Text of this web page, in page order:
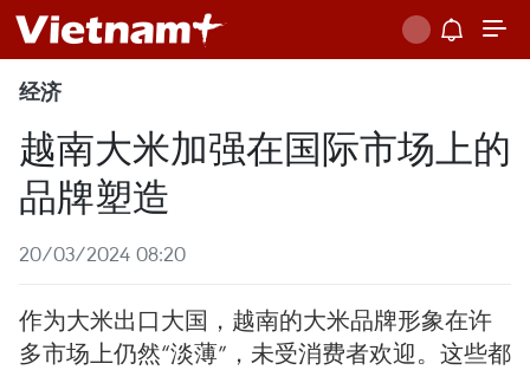
经济
越南大米加强在国际市场上的
品牌塑造
20/03/2024 08:20
作为大米出口大国，越南的大米品牌形象在许
多市场上仍然“淡薄”，未受消费者欢迎。这些都